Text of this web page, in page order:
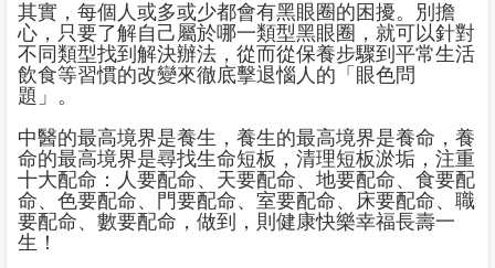
其實，每個人或多或少都會有黑眼圈的困擾。別擔
心，只要了解自己屬於哪一類型黑眼圈，就可以針對
不同類型找到解決辦法，從而從保養步驟到平常生活
飲食等習慣的改變來徹底擊退惱人的「眼色問
題」。
中醫的最高境界是養生，養生的最高境界是養命，養
命的最高境界是尋找生命短板，清理短板淤垢，注重
十大配命：人要配命、天要配命、地要配命、食要配
命、色要配命、門要配命、室要配命、床要配命、職
要配命、數要配命，做到，則健康快樂幸福長壽一
生！